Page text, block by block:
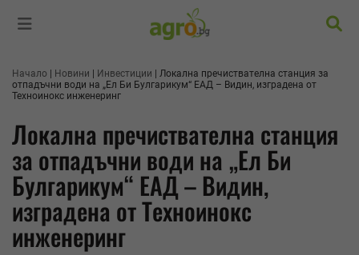
Начало Новини Инвестиции
Локална пречиствателна станция за
отпадъчни води на „Ел Би Булгарикум“ ЕАД – Видин, изградена от
Техноинокс инженеринг
Локална пречиствателна станция
за отпадъчни води на „Ел Би
Булгарикум“ ЕАД – Видин,
изградена от Техноинокс
инженеринг